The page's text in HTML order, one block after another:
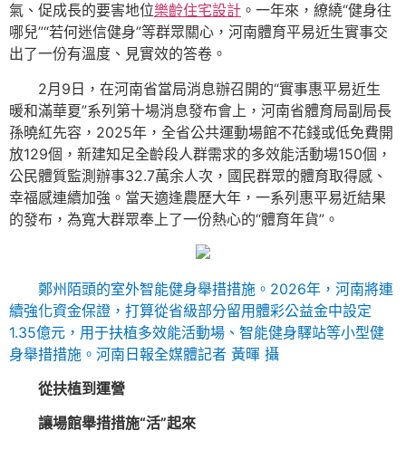
氣、促成長的要害地位樂齡住宅設計 。一年來，繚繞“健身往
哪兒”“若何迷信健身”等群眾關心，河南體育平易近生實事交
出了一份有溫度、見實效的答卷。
2月9日，在河南省當局消息辦召開的“實事惠平易近生
暖和滿華夏”系列第十場消息發布會上，河南省體育局副局長
孫曉紅先容，2025年，全省公共運動場館不花錢或低免費開
放129個，新建知足全齡段人群需求的多效能活動場150個，
公民體質監測辦事32.7萬余人次，國民群眾的體育取得感、
幸福感連續加強。當天適逢農歷大年，一系列惠平易近結果
的發布，為寬大群眾奉上了一份熱心的“體育年貨”。
鄭州陌頭的室外智能健身舉措措施。2026年，河南將連
續強化資金保證，打算從省級部分留用體彩公益金中設定
1.35億元，用于扶植多效能活動場、智能健身驛站等小型健
身舉措措施。河南日報全媒體記者 黃暉 攝
從扶植到運營
讓場館舉措措施“活”起來